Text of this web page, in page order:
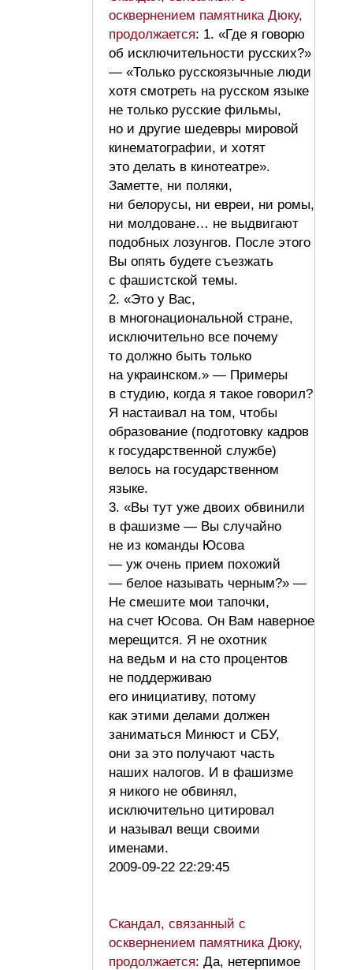
осквернением памятника Дюку,
продолжается: 1. «Где я говорю
об исключительности русских?»
— «Только русскоязычные люди
хотя смотреть на русском языке
не только русские фильмы,
но и другие шедевры мировой
кинематографии, и хотят
это делать в кинотеатре».
Заметте, ни поляки,
ни белорусы, ни евреи, ни ромы,
ни молдоване… не выдвигают
подобных лозунгов. После этого
Вы опять будете съезжать
с фашистской темы.
2. «Это у Вас,
в многонациональной стране,
исключительно все почему
то должно быть только
на украинском.» — Примеры
в студию, когда я такое говорил?
Я настаивал на том, чтобы
образование (подготовку кадров
к государственной службе)
велось на государственном
языке.
3. «Вы тут уже двоих обвинили
в фашизме — Вы случайно
не из команды Юсова
— уж очень прием похожий
— белое называть черным?» —
Не смешите мои тапочки,
на счет Юсова. Он Вам наверное
мерещится. Я не охотник
на ведьм и на сто процентов
не поддерживаю
его инициативу, потому
как этими делами должен
заниматься Минюст и СБУ,
они за это получают часть
наших налогов. И в фашизме
я никого не обвинял,
исключительно цитировал
и называл вещи своими
именами.
2009-09-22 22:29:45
Скандал, связанный с
осквернением памятника Дюку,
продолжается: Да, нетерпимое